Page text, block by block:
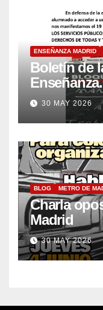
ENSEÑANZA MADRID
Boletín de
30 MAY 2026
BLOG METRO DE
Charla
Madrid
30 MAY 2026